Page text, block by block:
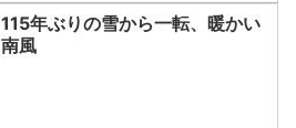
115年ぶりの雪から一転、暖かい
南風